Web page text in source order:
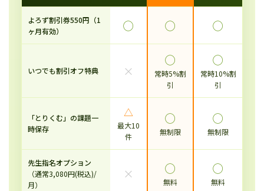
よろず割引券550円（1
ヶ月有効）
◯ ◯ ◯
いつでも割引オフ特典 ×
◯
常時5%割
引
◯
常時10%割
引
「とりくむ」の課題一
時保存
△
最大10
件
◯
無制限
◯
無制限
先生指名オプション
（通常3,080円(税込)/
月）
× ◯
無料
◯
無料